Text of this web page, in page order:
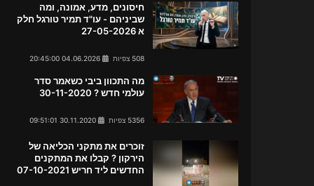
חיסונים, מדע, אמונה, ומה
שביניהם - עו"ד תמיר טורגל חלק
א 27-05-2026
508 צפיות
מה התכוון ביבי כשאמר סדר
עולמי חדש ? 30-11-2020
5356 צפיות
זוכרים את מתקני הכליאה של
הירקון ? קבלו את המתקנים
החדשים ליד חריש 07-10-2021